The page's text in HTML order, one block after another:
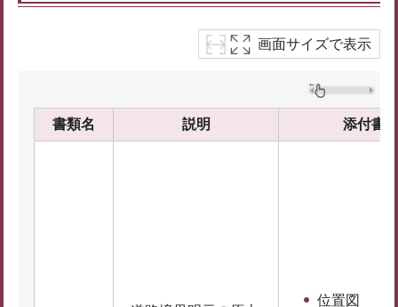
画面サイズで表示
書類名 説明 添付書
位置図